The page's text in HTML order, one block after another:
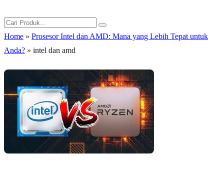
Home » Prosesor Intel dan AMD: Mana yang Lebih Tepat untuk
Anda? » intel dan amd